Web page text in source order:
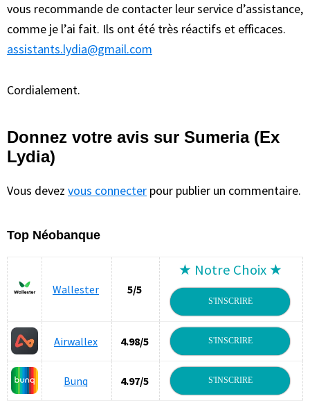
vous recommande de contacter leur service d’assistance,
comme je l’ai fait. Ils ont été très réactifs et efficaces.
assistants.lydia@gmail.com
Cordialement.
Donnez votre avis sur Sumeria (Ex
Lydia)
Vous devez vous connecter pour publier un commentaire.
Top Néobanque
Wallester 5/5
★ Notre Choix ★
S'INSCRIRE
Airwallex 4.98/5 S'INSCRIRE
Bunq 4.97/5 S'INSCRIRE